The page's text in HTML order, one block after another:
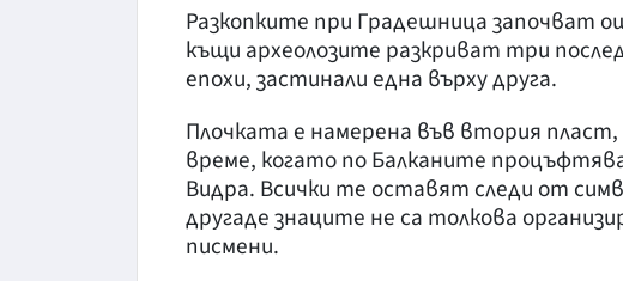
Разкопките при Градешница започват
къщи археолозите разкриват три
епохи, застинали една върху друга.
Плочката е намерена във втория
време, когато по Балканите
Видра. Всички те оставят следи от
другаде знаците не са толкова
писмени.